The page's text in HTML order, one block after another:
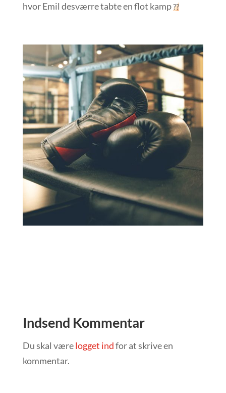
hvor Emil desværre tabte en flot kamp??
Indsend Kommentar
Du skal værelogget indfor at skrive en
kommentar.